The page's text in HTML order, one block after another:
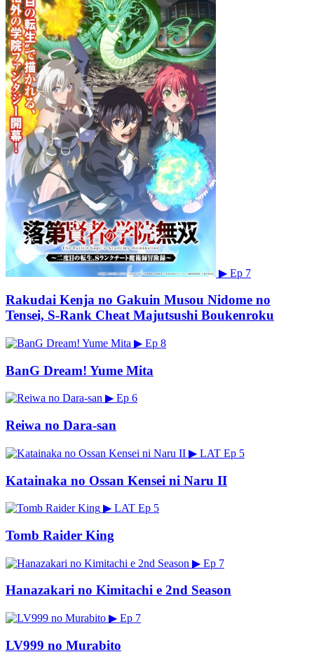
▶ Ep 7
Rakudai Kenja no Gakuin Musou Nidome no
Tensei, S-Rank Cheat Majutsushi Boukenroku
▶ Ep 8
BanG Dream! Yume Mita
▶ Ep 6
Reiwa no Dara-san
▶ LAT Ep 5
Katainaka no Ossan Kensei ni Naru II
▶ LAT Ep 5
Tomb Raider King
▶ Ep 7
Hanazakari no Kimitachi e 2nd Season
▶ Ep 7
LV999 no Murabito